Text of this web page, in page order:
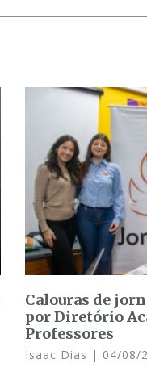
Calouras de
por Diretório
Professores
Isaac Dias 04/08/